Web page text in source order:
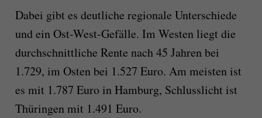
Dabei gibt es deutliche regionale Unterschiede
und ein Ost-West-Gefälle. Im Westen liegt die
durchschnittliche Rente nach 45 Jahren bei
1.729, im Osten bei 1.527 Euro. Am meisten ist
es mit 1.787 Euro in Hamburg, Schlusslicht ist
Thüringen mit 1.491 Euro.